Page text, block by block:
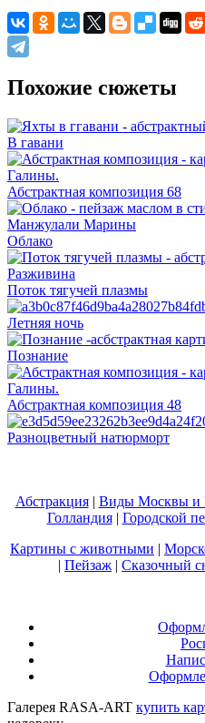
Похожие сюжеты
В гавани
Абстрактная композиция 68
Облако
Поток тягучей плазмы
Летняя ночь
Познание
Абстрактная композиция 48
Разноцветный натюрморт
Абстракция| Виды Москвы и
Голландия| Городской
Картины с животными |
| Пейзаж | Сказочный
Галерея RASA-ART купить